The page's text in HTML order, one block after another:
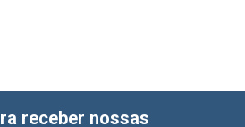
receber nossas